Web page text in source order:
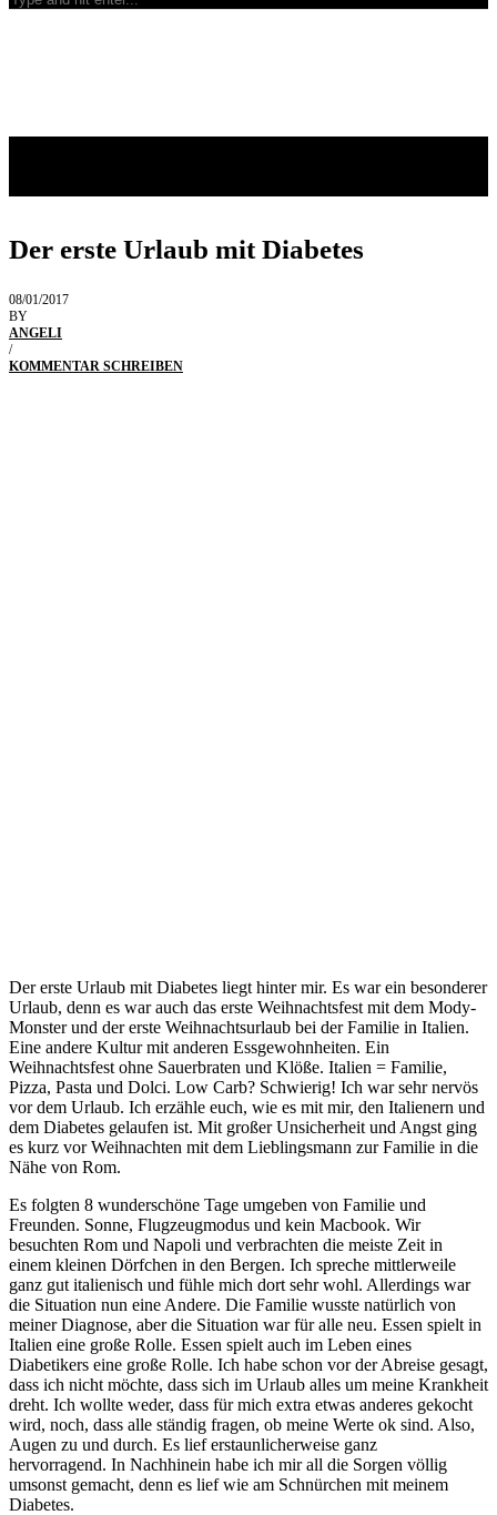
Der erste Urlaub mit Diabetes
08/01/2017
BY
ANGELI
/
KOMMENTAR SCHREIBEN
Der erste Urlaub mit Diabetes liegt hinter mir. Es war ein besonderer
Urlaub, denn es war auch das erste Weihnachtsfest mit dem Mody-
Monster und der erste Weihnachtsurlaub bei der Familie in Italien.
Eine andere Kultur mit anderen Essgewohnheiten. Ein
Weihnachtsfest ohne Sauerbraten und Klöße. Italien = Familie,
Pizza, Pasta und Dolci. Low Carb? Schwierig! Ich war sehr nervös
vor dem Urlaub. Ich erzähle euch, wie es mit mir, den Italienern und
dem Diabetes gelaufen ist. Mit großer Unsicherheit und Angst ging
es kurz vor Weihnachten mit dem Lieblingsmann zur Familie in die
Nähe von Rom.
Es folgten 8 wunderschöne Tage umgeben von Familie und
Freunden. Sonne, Flugzeugmodus und kein Macbook. Wir
besuchten Rom und Napoli und verbrachten die meiste Zeit in
einem kleinen Dörfchen in den Bergen. Ich spreche mittlerweile
ganz gut italienisch und fühle mich dort sehr wohl. Allerdings war
die Situation nun eine Andere. Die Familie wusste natürlich von
meiner Diagnose, aber die Situation war für alle neu. Essen spielt in
Italien eine große Rolle. Essen spielt auch im Leben eines
Diabetikers eine große Rolle. Ich habe schon vor der Abreise gesagt,
dass ich nicht möchte, dass sich im Urlaub alles um meine Krankheit
dreht. Ich wollte weder, dass für mich extra etwas anderes gekocht
wird, noch, dass alle ständig fragen, ob meine Werte ok sind. Also,
Augen zu und durch. Es lief erstaunlicherweise ganz
hervorragend. In Nachhinein habe ich mir all die Sorgen völlig
umsonst gemacht, denn es lief wie am Schnürchen mit meinem
Diabetes.